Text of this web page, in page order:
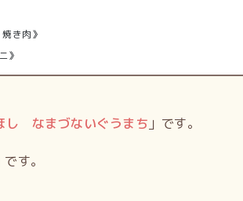
き肉》
》
なまづないぐうまち 」です。
です。